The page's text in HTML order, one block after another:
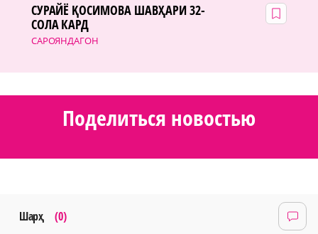
САРОЯНДАГОН
СУРАЙЁ ҚОСИМОВА ШАВҲАРИ 32-
СОЛА КАРД
Поделиться новостью
Шарҳ (0)